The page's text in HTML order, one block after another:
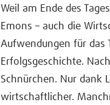
Weil am Ende des
Emons – auch die
Aufwendungen für das
Erfolgsgeschichte.
Schnürchen. Nur dank
wirtschaftlicher.